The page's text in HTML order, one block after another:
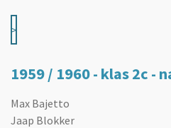
>
1959 / 1960 - klas 2c -
Max Bajetto
Jaap Blokker